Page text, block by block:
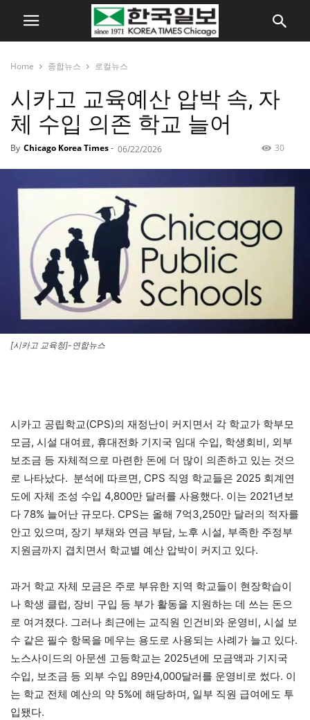
Home 종합뉴스 로컬뉴스
시카고 교육예산 압박 속, 자
체 수입 의존 학교 늘어
By Chicago Korea Times- 06/22/2026 30
[시카고 교육청]-연합뉴스
시카고 공립학교(CPS)의 재정난이 커지면서 각 학교가 학부모
모금, 시설 대여료, 휴대전화 기지국 임대 수입, 학생회비, 외부
보조금 등 자체적으로 마련한 돈에 더 많이 의존하고 있는 것으
로 나타났다. 분석에 따르면, CPS 직영 학교들은 2025 회계연
도에 자체 조성 수입 4,800만 달러를 사용했다. 이는 2021년보
다 78% 늘어난 규모다. CPS는 올해 7억3,250만 달러의 적자를
안고 있으며, 장기 부채와 연금 부담, 노후 시설, 부족한 주정부
지원금까지 겹치면서 학교별 예산 압박이 커지고 있다.
과거 학교 자체 모금은 주로 부유한 지역 학교들이 현장학습이
나 학생 클럽, 장비 구입 등 부가 활동을 지원하는 데 쓰는 돈으
로 여겨졌다. 그러나 최근에는 교직원 인건비와 운영비, 시설 보
수 같은 필수 항목을 메우는 용도로 사용되는 사례가 늘고 있다.
노스사이드의 아문센 고등학교는 2025년에 모금액과 기지국
수입, 보조금 등 외부 수입 89만4,000달러를 운영비로 썼다. 이
는 학교 전체 예산의 약 5%에 해당하며, 일부 직원 급여에도 투
입됐다.